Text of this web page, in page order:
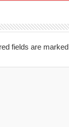
fields are marked